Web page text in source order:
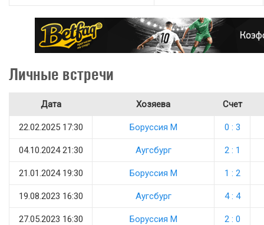
Личные встречи
Дата Хозяева Счет
22.02.2025 17:30 Боруссия М 0 : 3
04.10.2024 21:30 Аугсбург 2 : 1
21.01.2024 19:30 Боруссия М 1 : 2
19.08.2023 16:30 Аугсбург 4 : 4
27.05.2023 16:30 Боруссия М 2 : 0